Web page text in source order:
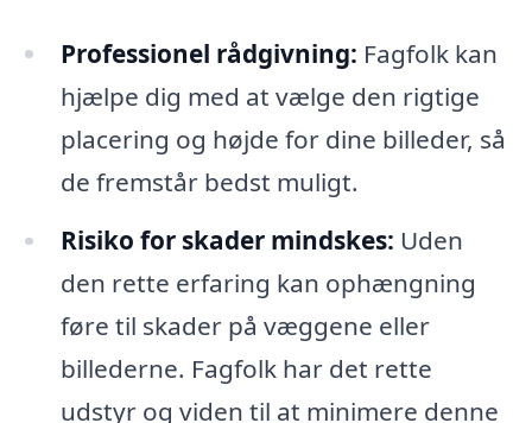
Professionel rådgivning: Fagfolk kan
hjælpe dig med at vælge den rigtige
placering og højde for dine billeder, så
de fremstår bedst muligt.
Risiko for skader mindskes: Uden
den rette erfaring kan ophængning
føre til skader på væggene eller
billederne. Fagfolk har det rette
udstyr og viden til at minimere denne